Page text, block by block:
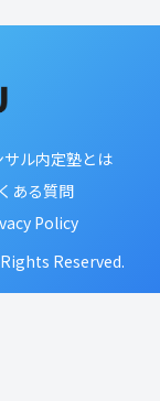
ル内定塾とは
ある質問
Policy
Reserved.